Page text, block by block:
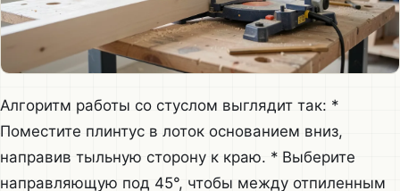
Алгоритм работы со стуслом выглядит так: *
Поместите плинтус в лоток основанием вниз,
направив тыльную сторону к краю. * Выберите
направляющую под 45°, чтобы между отпиленным